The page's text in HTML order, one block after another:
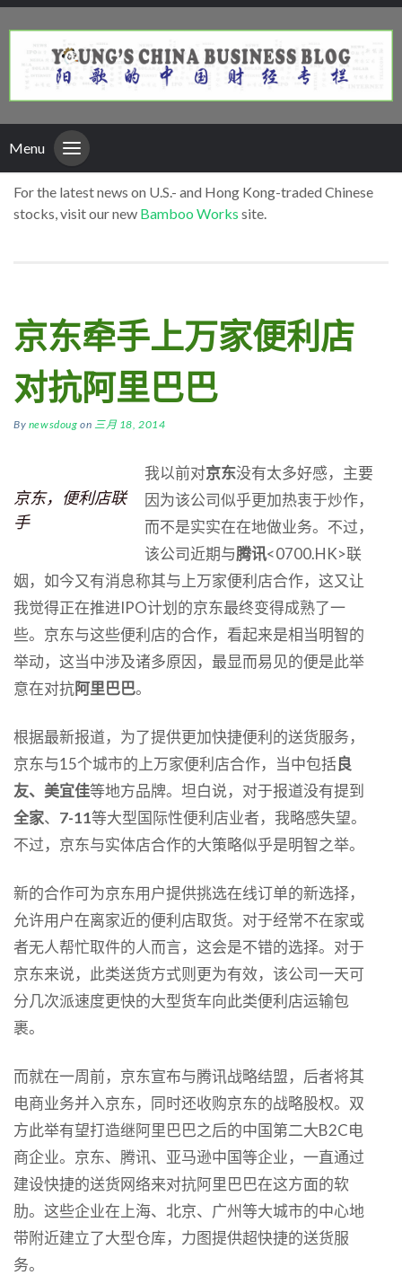
Menu
For the latest news on U.S.- and Hong Kong-traded Chinese
stocks, visit our new Bamboo Works site.
京东牵手上万家便利店
对抗阿里巴巴
By newsdoug on 三月 18, 2014
京东，便利店联
手
我以前对京东没有太多好感，主要
因为该公司似乎更加热衷于炒作，
而不是实实在在地做业务。不过，
该公司近期与腾讯<0700.HK>联
姻，如今又有消息称其与上万家便利店合作，这又让
我觉得正在推进IPO计划的京东最终变得成熟了一
些。京东与这些便利店的合作，看起来是相当明智的
举动，这当中涉及诸多原因，最显而易见的便是此举
意在对抗阿里巴巴。
根据最新报道，为了提供更加快捷便利的送货服务，
京东与15个城市的上万家便利店合作，当中包括良
友、美宜佳等地方品牌。坦白说，对于报道没有提到
全家、 7-11等大型国际性便利店业者，我略感失望。
不过，京东与实体店合作的大策略似乎是明智之举。
新的合作可为京东用户提供挑选在线订单的新选择，
允许用户在离家近的便利店取货。对于经常不在家或
者无人帮忙取件的人而言，这会是不错的选择。对于
京东来说，此类送货方式则更为有效，该公司一天可
分几次派速度更快的大型货车向此类便利店运输包
裹。
而就在一周前，京东宣布与腾讯战略结盟，后者将其
电商业务并入京东，同时还收购京东的战略股权。双
方此举有望打造继阿里巴巴之后的中国第二大B2C电
商企业。京东、腾讯、亚马逊中国等企业，一直通过
建设快捷的送货网络来对抗阿里巴巴在这方面的软
肋。这些企业在上海、北京、广州等大城市的中心地
带附近建立了大型仓库，力图提供超快捷的送货服
务。